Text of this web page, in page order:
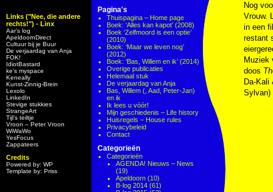
Links ("Nee, die andere
rechts!") - Linx
Aar’s log
ApeldoornDirect
Cultuur bij je Buur
De verjaardag van Anja
FOK!
IdiotBastard
ke's myspace
Keneally
Kunst-Zinnig-Brein
Lexolo
LinkedIn
Stevige stukkies
StrangeArt
Tijl’s teiltje
Vroon – Peter Vroon
WiWaWo
YesFocus
Zappateers
Credits
Powered by: WP
Template by: Priss
Pagina's
Thuispagina – Home page
Boek: ‘Alles kan kapot’ (2008)
Boek ‘Zelfmoord is een optie’
(2010)
Boek: ‘Maar we leven nog’
(2012)
Boek: ‘Bas, Willem en ik’ (2014)
Overige publicaties
Helemaal stuk
De verjaardag van Anja
Bas, Willem (, Aad, Peter-Jan)
en ik
Ik lees u vóór!
Mijn geschiedenis – Life history
Huisregels – House rules
Privacybeleid
Contact
Categorieën
Categorieën
AGENDA! Nieuws – News
(19)
Apeldoorn (10)
B-log 2014 (61)
Nog
Vrouw.
in een
restant
Muziek
doos
Da-
Sylvan)